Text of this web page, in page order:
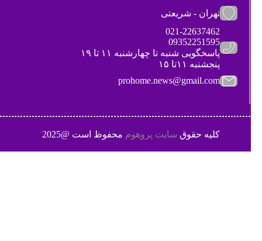
تهران - شریعتی
021-22637462
09352251595
پاسخگویی شنبه تا چهارشنبه ۱۱ تا ۱۹
پنجشنبه ۱۱تا ۱۵
prohome.news@gmail.com
کلیه حقوقسایت پروهوممحفوظ است @2025